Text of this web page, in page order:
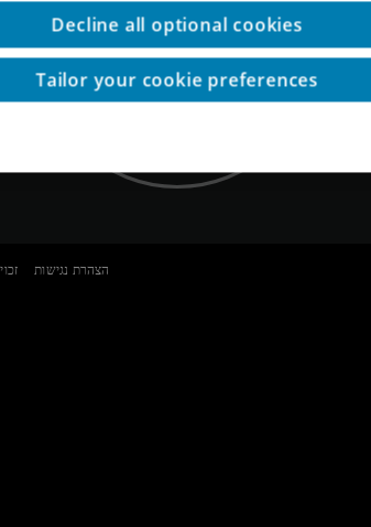
ליצירת קשר עם
המומחים שלנו
הצהרת נגישות
Decline all optional cookies
Tailor your cookie preferences